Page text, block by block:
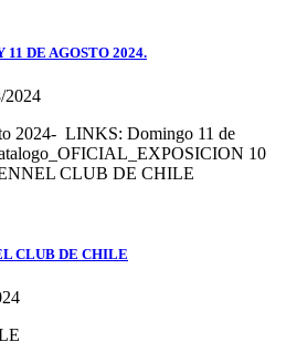
DE AGOSTO 2024.
2024
2024- LINKS: Domingo 11 de
10
CLUB DE CHILE
CLUB DE CHILE